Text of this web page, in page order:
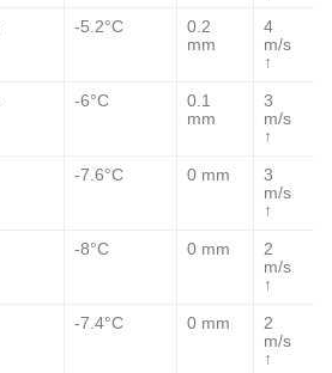
-5.2°C
0.2
mm
4
m/s
↑
-6°C
0.1
mm
3
m/s
↑
-7.6°C 0 mm
3
m/s
↑
-8°C 0 mm
2
m/s
↑
-7.4°C 0 mm
2
m/s
↑